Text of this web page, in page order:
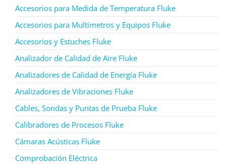
Accesorios para Medida de Temperatura Fluke
Accesorios para Multímetros y Equipos Fluke
Accesorios y Estuches Fluke
Analizador de Calidad de Aire Fluke
Analizadores de Calidad de Energía Fluke
Analizadores de Vibraciones Fluke
Cables, Sondas y Puntas de Prueba Fluke
Calibradores de Procesos Fluke
Cámaras Acústicas Fluke
Comprobación Eléctrica